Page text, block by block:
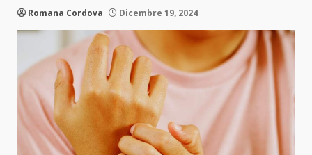
Romana Cordova Dicembre 19, 2024